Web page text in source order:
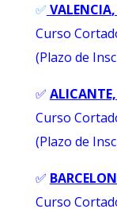
✅ VALENCIA
Curso
(Plazo de
✅
Curso
(Plazo de
✅
Curso